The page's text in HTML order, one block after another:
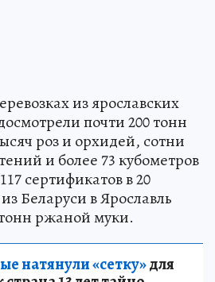
из ярославских
почти 200 тонн
роз и орхидей, сотни
и более 73 кубометров
сертификатов в 20
Беларуси в Ярославль
ржаной муки.
натянули «сетку»для